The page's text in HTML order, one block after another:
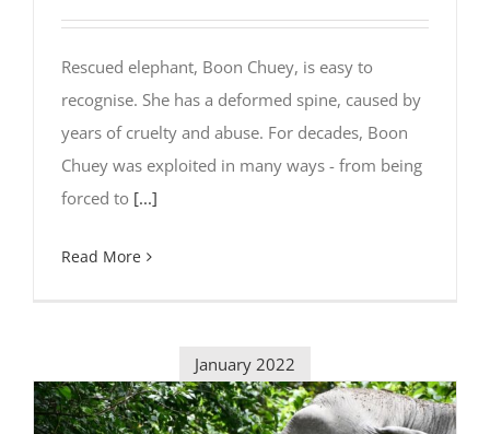
Rescued elephant, Boon Chuey, is easy to
recognise. She has a deformed spine, caused by
years of cruelty and abuse. For decades, Boon
Chuey was exploited in many ways - from being
forced to [...]
Read More
January 2022